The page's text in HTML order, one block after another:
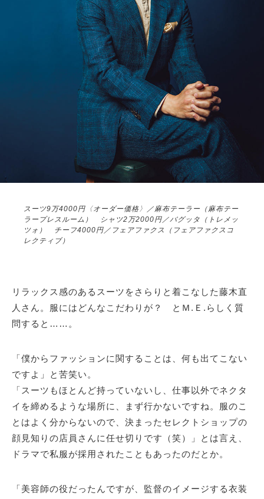
スーツ9万4000円〈オーダー価格〉／麻布テーラー（麻布テー
ラープレスルーム） シャツ2万2000円／バグッタ（トレメッ
ツォ） チーフ4000円／フェアファクス（フェアファクスコ
レクティブ）
リラックス感のあるスーツをさらりと着こなした藤木直
人さん。服にはどんなこだわりが？ とＭ.Ｅ.らしく質
問すると……。
「僕からファッションに関することは、何も出てこない
ですよ」と苦笑い。
「スーツもほとんど持っていないし、仕事以外でネクタ
イを締めるような場所に、まず行かないですね。服のこ
とはよく分からないので、決まったセレクトショップの
顔見知りの店員さんに任せ切りです（笑）」とは言え、
ドラマで私服が採用されたこともあったのだとか。
「美容師の役だったんですが、監督のイメージする衣装